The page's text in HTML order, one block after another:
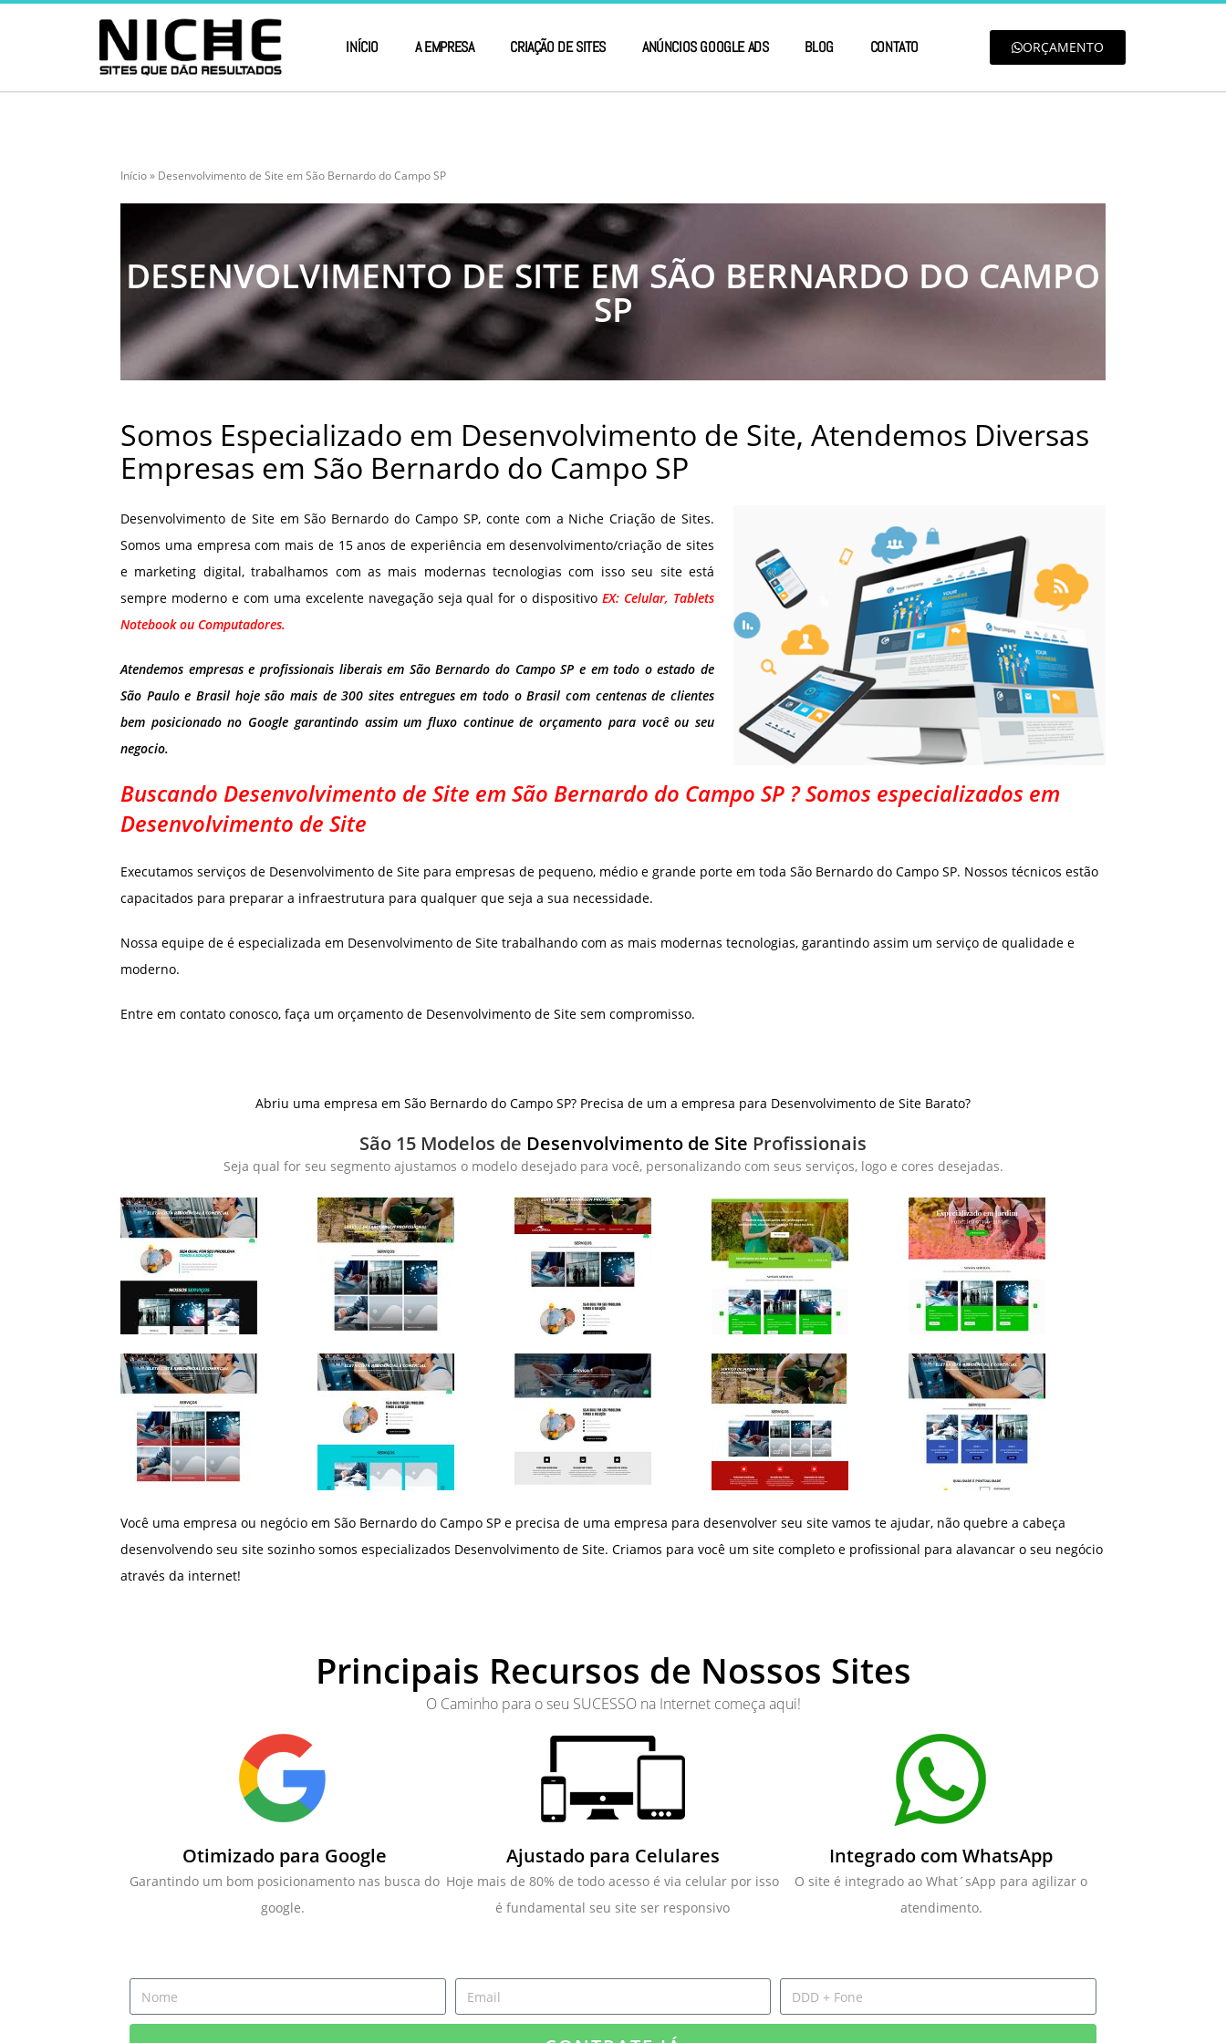
INÍCIO A EMPRESA CRIAÇÃO DE SITES ANÚNCIOS GOOGLE ADS BLOG CONTATO ORÇAMENTO
Início» Desenvolvimento de Site em São Bernardo do Campo SP
DESENVOLVIMENTO DE SITE EM SÃO BERNARDO DO CAMPO
SP
Somos Especializado em Desenvolvimento de Site, Atendemos Diversas
Empresas em São Bernardo do Campo SP
Desenvolvimento de Site em São Bernardo do Campo SP, conte com a Niche Criação de Sites.
Somos uma empresa com mais de 15 anos de experiência em desenvolvimento/criação de sites
e marketing digital, trabalhamos com as mais modernas tecnologias com isso seu site está
sempre moderno e com uma excelente navegação seja qual for o dispositivoEX: Celular, Tablets
Notebook ou Computadores.
Atendemos empresas e profissionais liberais em São Bernardo do Campo SP e em todo o estado de
São Paulo e Brasil hoje são mais de 300 sites entregues em todo o Brasil com centenas de clientes
bem posicionado no Google garantindo assim um fluxo continue de orçamento para você ou seu
negocio.
Buscando Desenvolvimento de Site em São Bernardo do Campo SP ? Somos especializados em
Desenvolvimento de Site
Executamos serviços de Desenvolvimento de Site para empresas de pequeno, médio e grande porte em toda São Bernardo do Campo SP. Nossos técnicos estão
capacitados para preparar a infraestrutura para qualquer que seja a sua necessidade.
Nossa equipe de é especializada em Desenvolvimento de Site trabalhando com as mais modernas tecnologias, garantindo assim um serviço de qualidade e
moderno.
Entre em contato conosco, faça um orçamento de Desenvolvimento de Site sem compromisso.
Abriu uma empresa em São Bernardo do Campo SP? Precisa de um a empresa para Desenvolvimento de Site Barato?
São 15 Modelos de Desenvolvimento de Site Profissionais
Seja qual for seu segmento ajustamos o modelo desejado para você, personalizando com seus serviços, logo e cores desejadas.
Você uma empresa ou negócio em São Bernardo do Campo SP e precisa de uma empresa para desenvolver seu site vamos te ajudar, não quebre a cabeça
desenvolvendo seu site sozinho somos especializados Desenvolvimento de Site. Criamos para você um site completo e profissional para alavancar o seu negócio
através da internet!
Principais Recursos de Nossos Sites
O Caminho para o seu SUCESSO na Internet começa aqui!
Otimizado para Google
Garantindo um bom posicionamento nas busca do
google.
Ajustado para Celulares
Hoje mais de 80% de todo acesso é via celular por isso
é fundamental seu site ser responsivo
Integrado com WhatsApp
O site é integrado ao What´sApp para agilizar o
atendimento.